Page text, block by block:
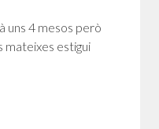
uns 4 mesos però
mateixes estigui